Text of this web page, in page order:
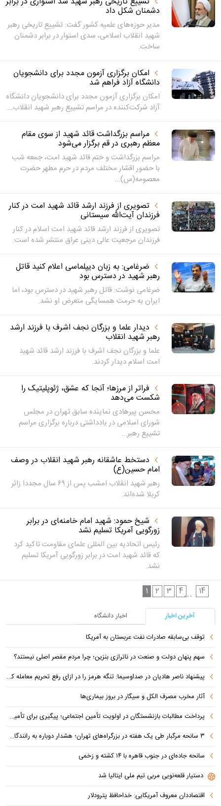
دشمنان شکل داد
مدیر حوزه‌های علمیه کشور گفت: تشییع تاریخی رهبر
شهید انقلاب اسلامی، سدی استوار در برابر دشمنان
ساخت.
امکان برگزاری آزمون مجدد برای دانشجویان
دانشگاه آزاد فراهم شد
امکان برگزاری آزمون مجدد برای دانشجویان دانشگاه
آزاد شرکت‌کننده در مراسم تشییع رهبر شهید انقلاب...
مراسم بزرگداشت قائد شهید از سوی مقام
معظم رهبری در قم برگزار می‌شود
مراسم بزرگداشت و ختم قائد شهید امت، جمعه شب
با حضور اقشار مختلف مردم در حرم مطهر حضرت
معصومه(س)...
تصویری از فرزند ارشد قائد شهید امت در کنار
فرزندان آیت‌الله سیستانی
تصویری از فرزند ارشد قائد شهید امت اسلام در کنار
فرزندان مرجعیت عالی دینی عراق منتشر شده است.
ضرغامی: به زبان دیپلماسی اعلام کنید قاتل
رهبر شهید در دسترس بود
ضرغامی نوشت: قاتل رهبر شهید در دسترس بود، اما
ایران به حرمت همسایگی متعرض او نشد.
دیدار علما و بزرگان نجف اشرف با فرزند ارشد
رهبر شهید انقلاب
علما و بزرگان نجف اشرف با فرزند ارشد قائد شهید
امت اسلام دیدار کردند.
فراتر از مرزها؛ آنجا که عشق، ژئوپلیتیک را
شکست می‌دهد
محسن پیرهادی نماینده سابق تهران در مجلس
شورای اسلامی در یادداشتی درباره برگزاری مراسم
تشییع رهبر...
دستخط عاشقانه رهبر شهید انقلاب در وصف
امام حسین(ع)
رهبر شهید انقلاب امشب پس از ۶۹ سال مجددا زائر
کربلا شده‌اند.
شیخ حمود: شهید امام خامنه‌‍ای در برابر
زورگویی آمریکا تسلیم نشد
رئیس اتحادیه بین المللی علمای مقاومت تاکید کرد
که قائد شهید امت در برابر زورگویی آمریکا تسلیم
نشد.
1
2 3 4... 14
آخرین اخبار
اخبار دانشگاه
توقف بی‌سابقه صادرات نفت عربستان به آمریکا
سهم پنهان دولت و صنعت در ناترازی بنزین؛ چرا مردم مقصر اصلی نیستند؟
پیشنهاد ناصر هادیان در صداوسیما: تنگه هرمز را در ازای رفع تحریم معامله کنیم
آثار مخرب مصرف الکل و سیگار در بروز بیماری‌ها
پرداخت مطالبات بازنشستگان در اولویت تأمین اجتماعی؛ پیگیری برای تأمین منابع ادامه دارد
۳ سانحه مرگبار طی یک هفته در بزرگراه‌های تهران؛ هشدار دوباره به رانندگان و عابران
سانحه جاده‌ای در جنوب قاهره با ۱۴ کشته و زخمی
دستیار قلعه‌نویی مربی تیم ملی ایتالیا شد
اقتصاددان معروف آمریکایی: خداحافظ پترودلار